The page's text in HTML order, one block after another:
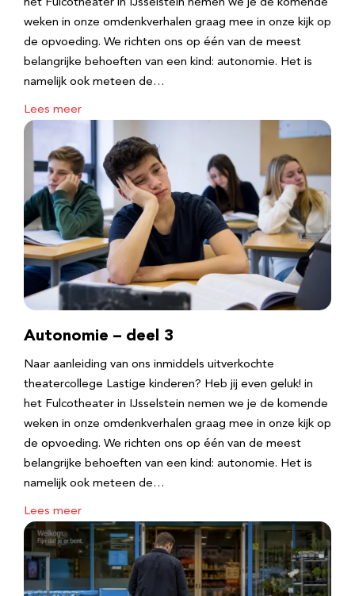
het Fulcotheater in IJsselstein nemen we je de komende
weken in onze omdenkverhalen graag mee in onze kijk op
de opvoeding. We richten ons op één van de meest
belangrijke behoeften van een kind: autonomie. Het is
namelijk ook meteen de…
Lees meer
Autonomie – deel 3
Naar aanleiding van ons inmiddels uitverkochte
theatercollege Lastige kinderen? Heb jij even geluk! in
het Fulcotheater in IJsselstein nemen we je de komende
weken in onze omdenkverhalen graag mee in onze kijk op
de opvoeding. We richten ons op één van de meest
belangrijke behoeften van een kind: autonomie. Het is
namelijk ook meteen de…
Lees meer